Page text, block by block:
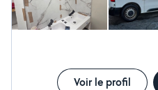
Voir le profil